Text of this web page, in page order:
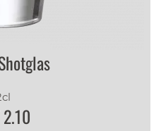
2.10